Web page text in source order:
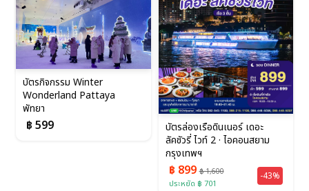
บัตรกิจกรรม Winter
Wonderland Pattaya
พัทยา
฿ 599
บัตรล่องเรือดินเนอร์ เดอะ
ลัคชัวรี่ ไวท์ 2 · ไอคอนสยาม
กรุงเทพฯ
฿ 899฿ 1,600
ประหยัด ฿ 701
-43%